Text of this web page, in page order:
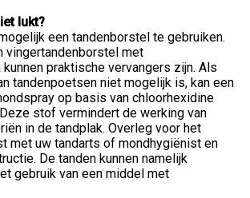
lukt?
een tandenborstel te gebruiken.
vingertandenborstel met
praktische vervangers zijn. Als
tandenpoetsen niet mogelijk is, kan een
op basis van chloorhexidine
stof vermindert de werking van
in de tandplak. Overleg voor het
met uw tandarts of mondhygiënist en
De tanden kunnen namelijk
gebruik van een middel met